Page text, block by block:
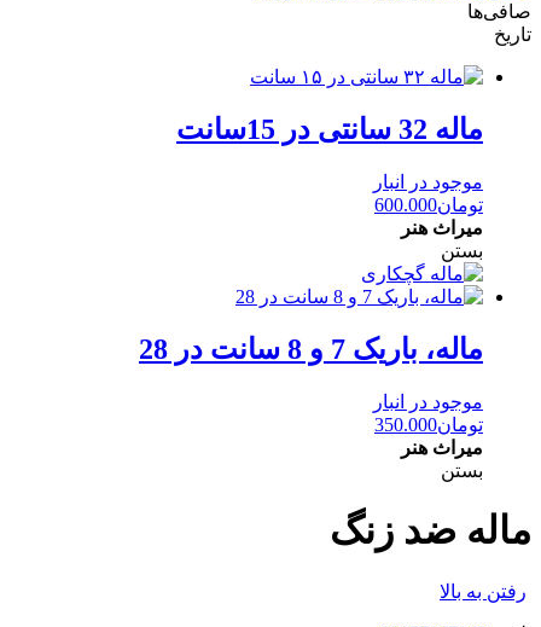
صافی‌ها
تاریخ
ماله 32 سانتی در 15سانت
موجود در انبار
تومان600.000
میراث هنر
بستن
ماله، باریک 7 و 8 سانت در 28
موجود در انبار
تومان350.000
میراث هنر
بستن
ماله ضد زنگ
رفتن به بالا